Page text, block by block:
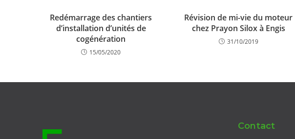
Redémarrage des chantiers
d’installation d’unités de
cogénération
15/05/2020
Révision de mi-vie du moteur
chez Prayon Silox à Engis
31/10/2019
Contact